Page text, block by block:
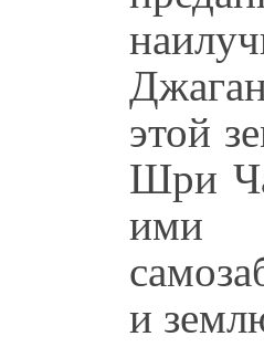
этой
Шри
ими
и